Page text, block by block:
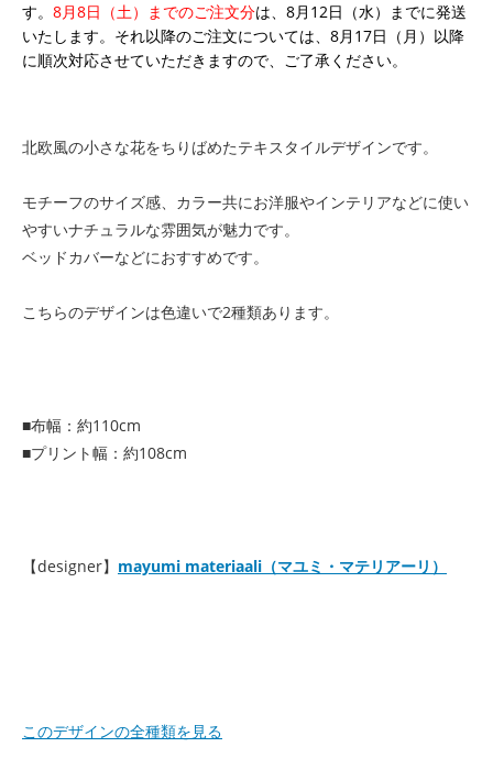
す。 8月8日（土）までのご注文分は、8月12日（水）までに発送
いたします。それ以降のご注文については、8月17日（月）以降
に順次対応させていただきますので、ご了承ください。
北欧風の小さな花をちりばめたテキスタイルデザインです。
モチーフのサイズ感、カラー共にお洋服やインテリアなどに使い
やすいナチュラルな雰囲気が魅力です。
ベッドカバーなどにおすすめです。
こちらのデザインは色違いで2種類あります。
■布幅：約110cm
■プリント幅：約108cm
【designer】 mayumi materiaali（マユミ・マテリアーリ）
このデザインの全種類を見る